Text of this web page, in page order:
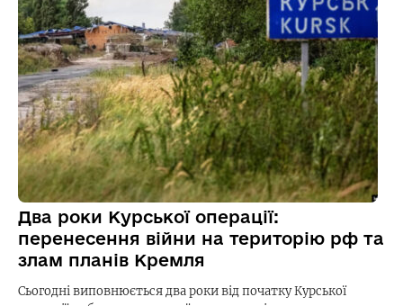
Два роки Курської операції:
перенесення війни на територію рф та
злам планів Кремля
Сьогодні виповнюється два роки від початку Курської